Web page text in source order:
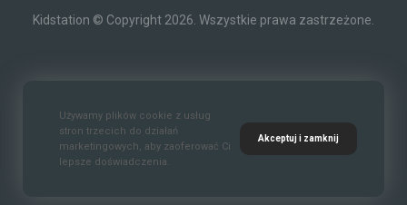
Kidstation © Copyright 2026. Wszystkie prawa zastrzeżone.
Używamy plików cookie z usług
stron trzecich do działań
marketingowych, aby zaoferować Ci
lepsze doświadczenia.
Akceptuj i zamknij